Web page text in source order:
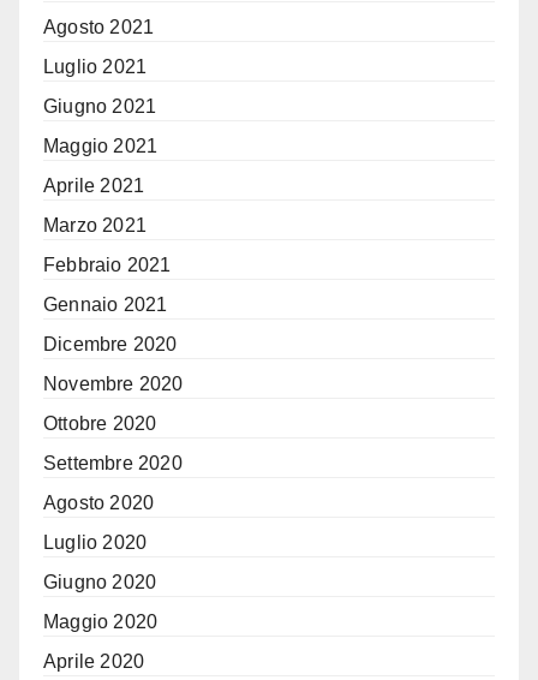
Agosto 2021
Luglio 2021
Giugno 2021
Maggio 2021
Aprile 2021
Marzo 2021
Febbraio 2021
Gennaio 2021
Dicembre 2020
Novembre 2020
Ottobre 2020
Settembre 2020
Agosto 2020
Luglio 2020
Giugno 2020
Maggio 2020
Aprile 2020